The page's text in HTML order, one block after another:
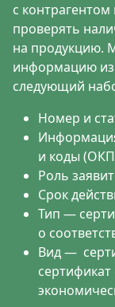
с контрагентом
проверять
на продукцию.
информацию из
следующий
Номер и
и коды
Роль
Срок
Тип —
о
Вид—
сертификат